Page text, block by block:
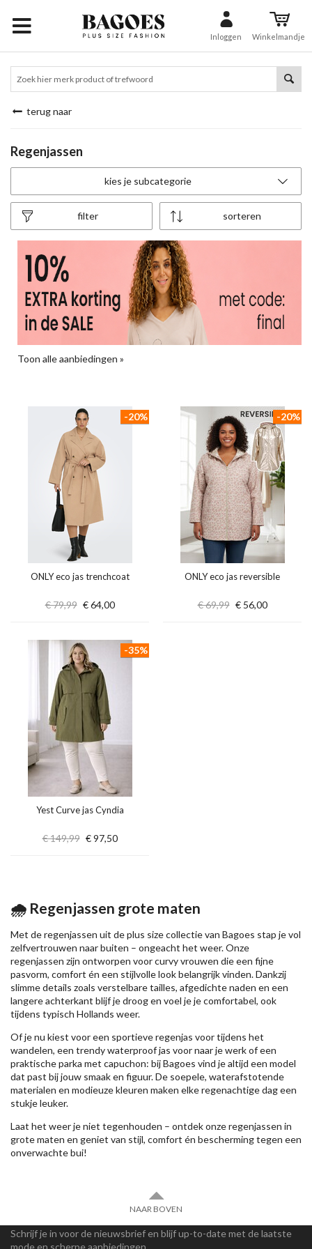
Inloggen Winkelmandje
terug naar
Regenjassen
kies je subcategorie
sorteren
filter
Toon alle aanbiedingen »
ONLY eco jas trenchcoat
€ 79,99 € 64,00
-20%
ONLY eco jas reversible
€ 69,99 € 56,00
-20%
Yest Curve jas Cyndia
€ 149,99 € 97,50
-35%
🌧️ Regenjassen grote maten
Met de regenjassen uit de plus size collectie van Bagoes stap je vol
zelfvertrouwen naar buiten – ongeacht het weer. Onze
regenjassen zijn ontworpen voor curvy vrouwen die een fijne
pasvorm, comfort én een stijlvolle look belangrijk vinden. Dankzij
slimme details zoals verstelbare tailles, afgedichte naden en een
langere achterkant blijf je droog en voel je je comfortabel, ook
tijdens typisch Hollands weer.
Of je nu kiest voor een sportieve regenjas voor tijdens het
wandelen, een trendy waterproof jas voor naar je werk of een
praktische parka met capuchon: bij Bagoes vind je altijd een model
dat past bij jouw smaak en figuur. De soepele, waterafstotende
materialen en modieuze kleuren maken elke regenachtige dag een
stukje leuker.
Laat het weer je niet tegenhouden – ontdek onze regenjassen in
grote maten en geniet van stijl, comfort én bescherming tegen een
onverwachte bui!
NAAR BOVEN
Schrijf je in voor de nieuwsbrief en blijf up-to-date met de laatste
mode en scherpe aanbiedingen.